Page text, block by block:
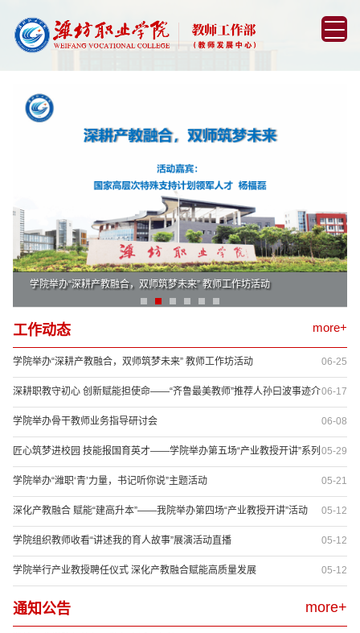
学院举办“深耕产教融合，双师筑梦未来” 教师工作坊活动
工作动态 more+
06-25
学院举办“深耕产教融合，双师筑梦未来” 教师工作坊活动
06-17
深耕职教守初心 创新赋能担使命——“齐鲁最美教师”推荐人孙曰波事迹介
绍 06-08
学院举办骨干教师业务指导研讨会
05-29
匠心筑梦进校园 技能报国育英才——学院举办第五场“产业教授开讲”系列
活动 05-21
学院举办“潍职‘青’力量，书记听你说”主题活动
05-12
深化产教融合 赋能“建高升本”——我院举办第四场“产业教授开讲”活动
05-12
学院组织教师收看“讲述我的育人故事”展演活动直播
05-12
学院举行产业教授聘任仪式 深化产教融合赋能高质量发展
通知公告 more+